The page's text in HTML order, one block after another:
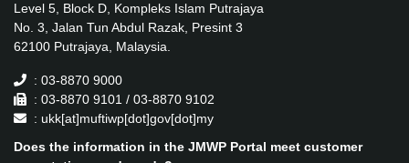
Level 5, Block D, Kompleks Islam Putrajaya
No. 3, Jalan Tun Abdul Razak, Presint 3
62100 Putrajaya, Malaysia.
: 03-8870 9000
: 03-8870 9101 / 03-8870 9102
: ukk[at]muftiwp[dot]gov[dot]my
Does the information in the JMWP Portal meet customer